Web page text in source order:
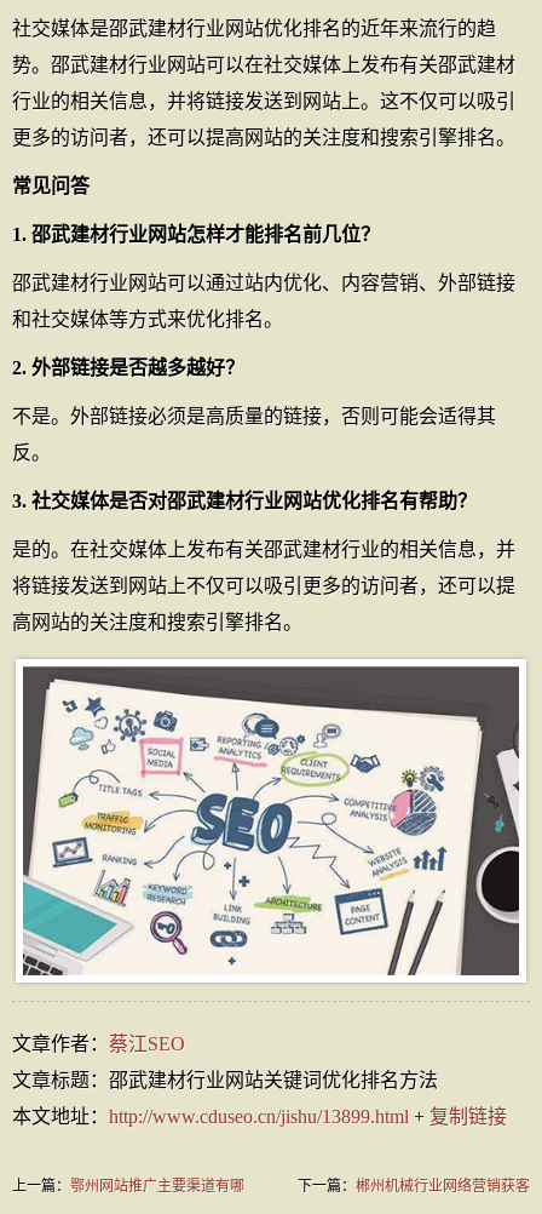
社交媒体是邵武建材行业网站优化排名的近年来流行的趋
势。邵武建材行业网站可以在社交媒体上发布有关邵武建材
行业的相关信息，并将链接发送到网站上。这不仅可以吸引
更多的访问者，还可以提高网站的关注度和搜索引擎排名。
常见问答
1. 邵武建材行业网站怎样才能排名前几位？
邵武建材行业网站可以通过站内优化、内容营销、外部链接
和社交媒体等方式来优化排名。
2. 外部链接是否越多越好？
不是。外部链接必须是高质量的链接，否则可能会适得其
反。
3. 社交媒体是否对邵武建材行业网站优化排名有帮助？
是的。在社交媒体上发布有关邵武建材行业的相关信息，并
将链接发送到网站上不仅可以吸引更多的访问者，还可以提
高网站的关注度和搜索引擎排名。
文章作者： 蔡江SEO
文章标题：邵武建材行业网站关键词优化排名方法
本文地址： http://www.cduseo.cn/jishu/13899.html + 复制链接
上一篇： 鄂州网站推广主要渠道有哪
下一篇： 郴州机械行业网络营销获客